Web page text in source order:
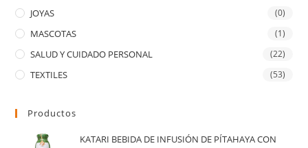
JOYAS (0)
MASCOTAS (1)
SALUD Y CUIDADO PERSONAL (22)
TEXTILES (53)
Productos
KATARI BEBIDA DE INFUSIÓN DE PÍTAHAYA CON